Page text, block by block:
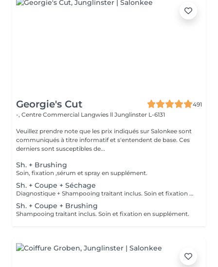
Georgie's Cut
491
-, Centre Commercial Langwies ll Junglinster L-6131
Veuillez prendre note que les prix indiqués sur Salonkee sont
communiqués à titre informatif et s'entendent de base. Ces
derniers sont susceptibles de...
Sh. + Brushing
Soin, fixation ,sérum et spray en supplément.
Sh. + Coupe + Séchage
Diagnostique + Shampooing traitant inclus. Soin et fixation en supplément.
Sh. + Coupe + Brushing
Shampooing traitant inclus. Soin et fixation en supplément.